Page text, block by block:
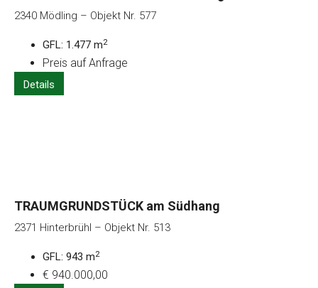
2340 Mödling – Objekt Nr. 577
GFL: 1.477 m2
Preis auf Anfrage
Details
TRAUMGRUNDSTÜCK am Südhang
2371 Hinterbrühl – Objekt Nr. 513
GFL: 943 m2
€ 940.000,00